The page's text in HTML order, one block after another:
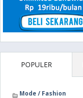
POPULER
Mode / Fashion